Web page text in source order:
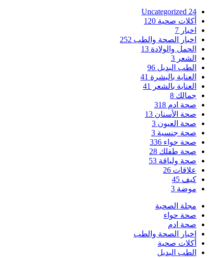
Uncategorized 24
أكلات صحية 120
اخبار 7
اخبار الصحة والطب 252
الحمل والولادة 13
الشعر 3
الطب البديل 96
العناية بالبشرة 41
العناية بالشعر
41
جمالك 8
صحة ادم 318
صحة الأسنان 13
صحة العيون 3
صحة جنسية 3
صحة حواء 336
صحة طفلك 28
صحة ولياقة 53
علاقات 26
كيف 45
موضة 3
مجلة الصحبة
صحة حواء
صحة ادم
اخبار الصحة والطب
أكلات صحية
الطب البديل